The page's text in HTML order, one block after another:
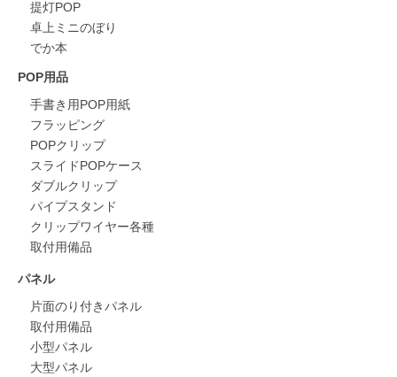
提灯POP
卓上ミニのぼり
でか本
POP用品
手書き用POP用紙
フラッピング
POPクリップ
スライドPOPケース
ダブルクリップ
パイプスタンド
クリップワイヤー各種
取付用備品
パネル
片面のり付きパネル
取付用備品
小型パネル
大型パネル